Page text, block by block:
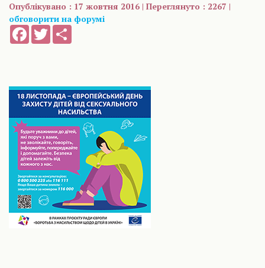
Опублікувано : 17 жовтня 2016 | Переглянуто : 2267 |
обговорити на форумі
FacebookTwitter